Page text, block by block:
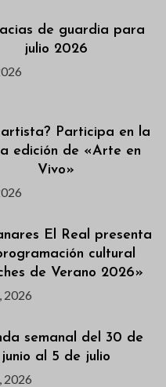
de guardia para
julio 2026
artista? Participa en la
edición de «Arte en
Vivo»
El Real presenta
cultural
de Verano 2026»
2026
semanal del 30 de
junio al 5 de julio
2026